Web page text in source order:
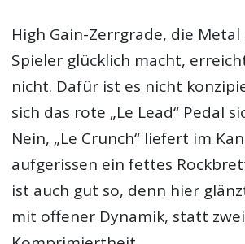
High Gain-Zerrgrade, die
Spieler glücklich macht,
nicht. Dafür ist es nicht
sich das rote „Le Lead“ Pedal
Nein, „Le Crunch“ liefert im
aufgerissen ein fettes
ist auch gut so, denn hier
mit offener Dynamik, statt